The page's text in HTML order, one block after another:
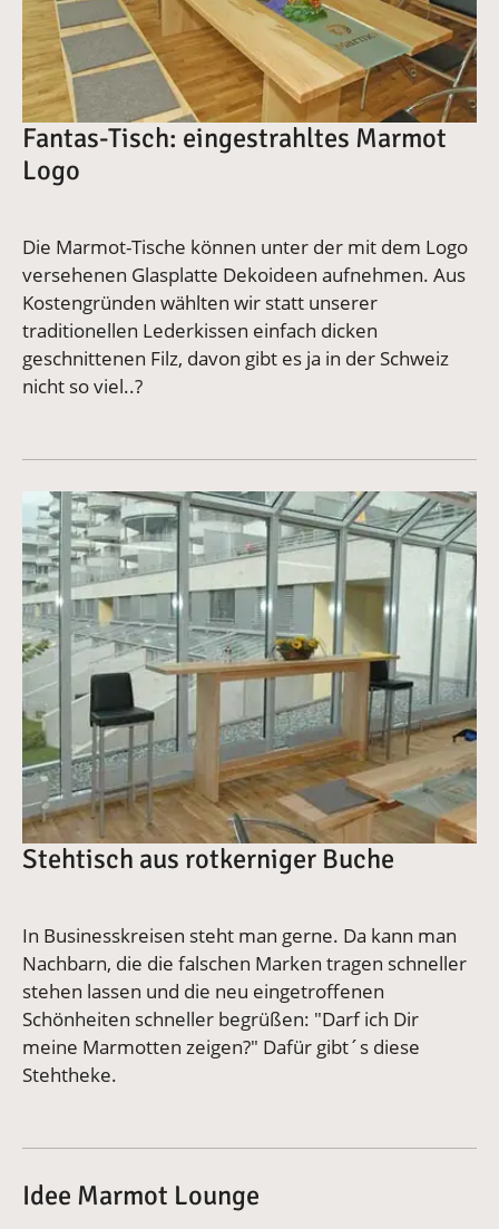
Fantas-Tisch: eingestrahltes Marmot
Logo
Die Marmot-Tische können unter der mit dem Logo
versehenen Glasplatte Dekoideen aufnehmen. Aus
Kostengründen wählten wir statt unserer
traditionellen Lederkissen einfach dicken
geschnittenen Filz, davon gibt es ja in der Schweiz
nicht so viel..?
Vergrößerte Version anzeigen
Stehtisch aus rotkerniger Buche
In Businesskreisen steht man gerne. Da kann man
Nachbarn, die die falschen Marken tragen schneller
stehen lassen und die neu eingetroffenen
Schönheiten schneller begrüßen: "Darf ich Dir
meine Marmotten zeigen?" Dafür gibt´s diese
Stehtheke.
Idee Marmot Lounge